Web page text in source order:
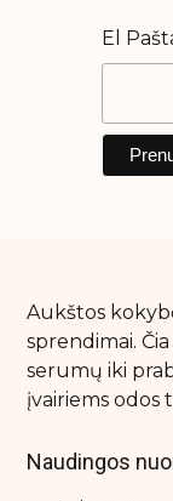
El
Aukštos
sprendimai.
serumų iki
įvairiems odos
Naudingos